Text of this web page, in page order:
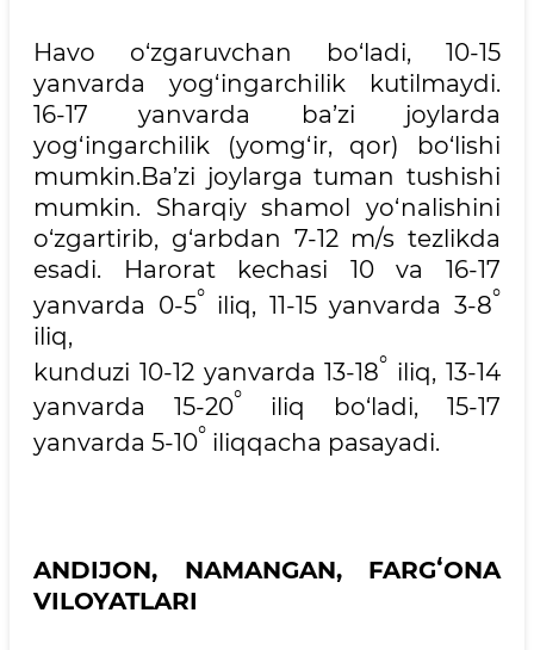
Havo o‘zgaruvchan bo‘ladi, 10-15
yanvarda yog‘ingarchilik kutilmaydi.
16-17 yanvarda ba’zi joylarda
yog‘ingarchilik (yomg‘ir, qor) bo‘lishi
mumkin.Ba’zi joylarga tuman tushishi
mumkin. Sharqiy shamol yo‘nalishini
o‘zgartirib, g‘arbdan 7-12 m/s tezlikda
esadi. Harorat kechasi 10 va 16-17
yanvarda 0-5° iliq, 11-15 yanvarda 3-8°
iliq,
kunduzi 10-12 yanvarda 13-18° iliq, 13-14
yanvarda 15-20° iliq bo‘ladi, 15-17
yanvarda 5-10° iliqqacha pasayadi.
ANDIJON, NAMANGAN, FARGʻONA
VILOYATLARI